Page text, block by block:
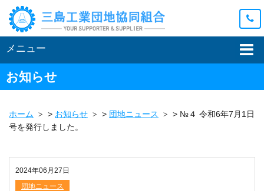
メニュー
お知らせ
ホーム > お知らせ > 団地ニュース > №４ 令和6年7月1日
号を発行しました。
2024年06月27日
団地ニュース